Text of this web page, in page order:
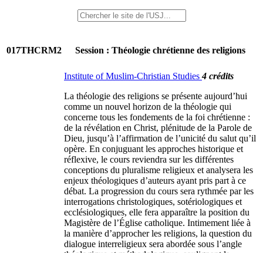
017THCRM2 Session : Théologie chrétienne des religions
Institute of Muslim-Christian Studies4 crédits
La théologie des religions se présente aujourd’hui
comme un nouvel horizon de la théologie qui
concerne tous les fondements de la foi chrétienne :
de la révélation en Christ, plénitude de la Parole de
Dieu, jusqu’à l’affirmation de l’unicité du salut qu’il
opère. En conjuguant les approches historique et
réflexive, le cours reviendra sur les différentes
conceptions du pluralisme religieux et analysera les
enjeux théologiques d’auteurs ayant pris part à ce
débat. La progression du cours sera rythmée par les
interrogations christologiques, sotériologiques et
ecclésiologiques, elle fera apparaître la position du
Magistère de l’Église catholique. Intimement liée à
la manière d’approcher les religions, la question du
dialogue interreligieux sera abordée sous l’angle